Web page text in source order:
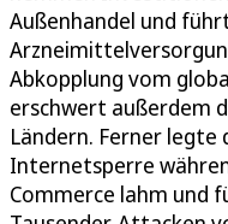
Außenhandel und
Abkopplung vom
erschwert außerdem
Ländern. Ferner
Internetsperre
Commerce lahm und